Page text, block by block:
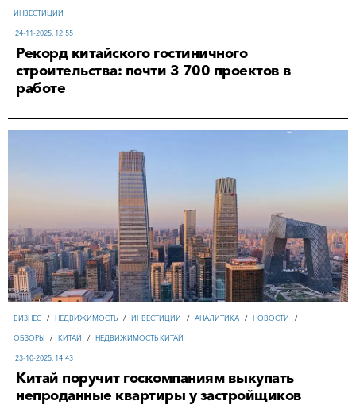
ИНВЕСТИЦИИ
24-11-2025, 12:55
Рекорд китайского гостиничного
строительства: почти 3 700 проектов в
работе
БИЗНЕС / НЕДВИЖИМОСТЬ / ИНВЕСТИЦИИ / АНАЛИТИКА / НОВОСТИ /
ОБЗОРЫ / КИТАЙ / НЕДВИЖИМОСТЬ КИТАЙ
23-10-2025, 14:43
Китай поручит госкомпаниям выкупать
непроданные квартиры у застройщиков